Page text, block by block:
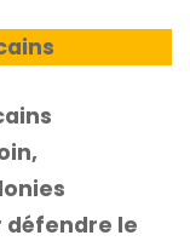
défendre le